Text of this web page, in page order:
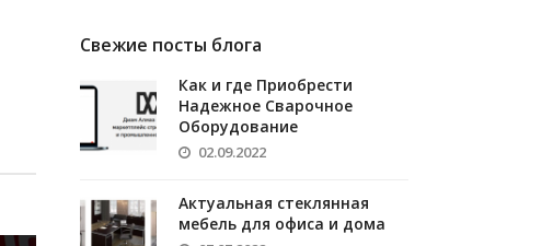
Свежие посты блога
Как и где Приобрести
Надежное Сварочное
Оборудование
02.09.2022
Актуальная стеклянная
мебель для офиса и дома